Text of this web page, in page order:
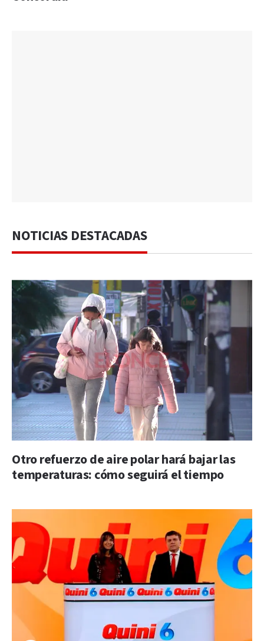
NOTICIAS DESTACADAS
Otro refuerzo de aire polar hará bajar las
temperaturas: cómo seguirá el tiempo